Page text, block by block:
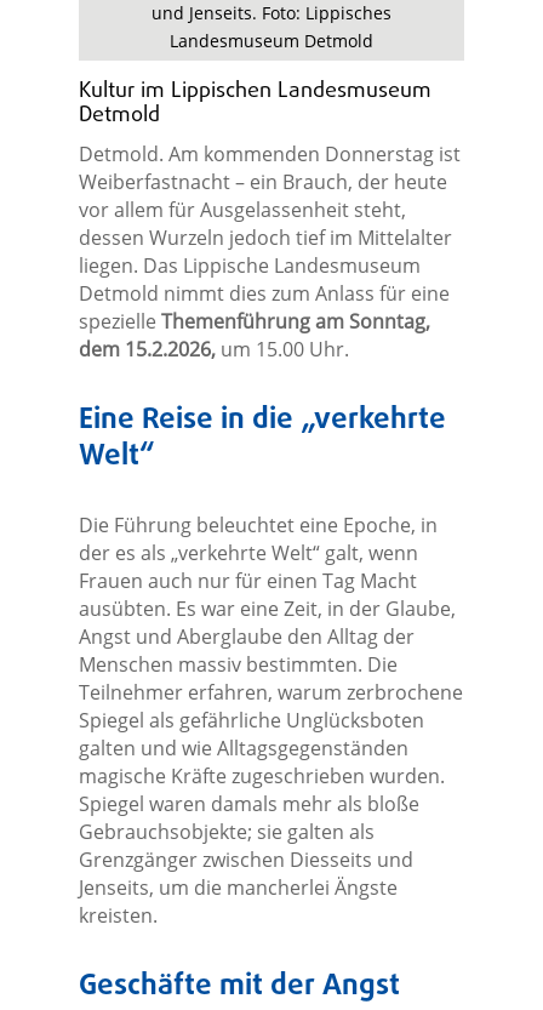
und Jenseits. Foto: Lippisches
Landesmuseum Detmold
Kultur im Lippischen Landesmuseum
Detmold
Detmold. Am kommenden Donnerstag ist
Weiberfastnacht – ein Brauch, der heute
vor allem für Ausgelassenheit steht,
dessen Wurzeln jedoch tief im Mittelalter
liegen. Das Lippische Landesmuseum
Detmold nimmt dies zum Anlass für eine
spezielle Themenführung am Sonntag,
dem 15.2.2026, um 15.00 Uhr.
Eine Reise in die „verkehrte
Welt“
Die Führung beleuchtet eine Epoche, in
der es als „verkehrte Welt“ galt, wenn
Frauen auch nur für einen Tag Macht
ausübten. Es war eine Zeit, in der Glaube,
Angst und Aberglaube den Alltag der
Menschen massiv bestimmten. Die
Teilnehmer erfahren, warum zerbrochene
Spiegel als gefährliche Unglücksboten
galten und wie Alltagsgegenständen
magische Kräfte zugeschrieben wurden.
Spiegel waren damals mehr als bloße
Gebrauchsobjekte; sie galten als
Grenzgänger zwischen Diesseits und
Jenseits, um die mancherlei Ängste
kreisten.
Geschäfte mit der Angst